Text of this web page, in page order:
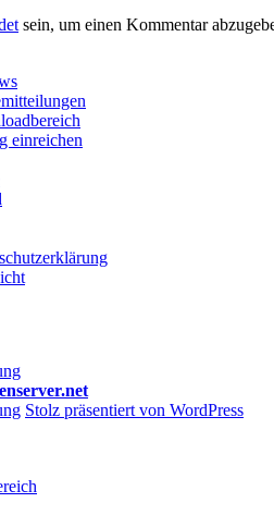
sein, um einen Kommentar
einreichen
Stolz präsentiert von WordPress